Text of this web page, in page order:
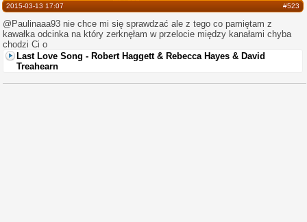
#523
2015-03-13 17:07
@Paulinaaa93 nie chce mi się sprawdzać ale z tego co pamiętam z
kawałka odcinka na który zerknęłam w przelocie między kanałami chyba
chodzi Ci o
Last Love Song - Robert Haggett & Rebecca Hayes & David
Treahearn